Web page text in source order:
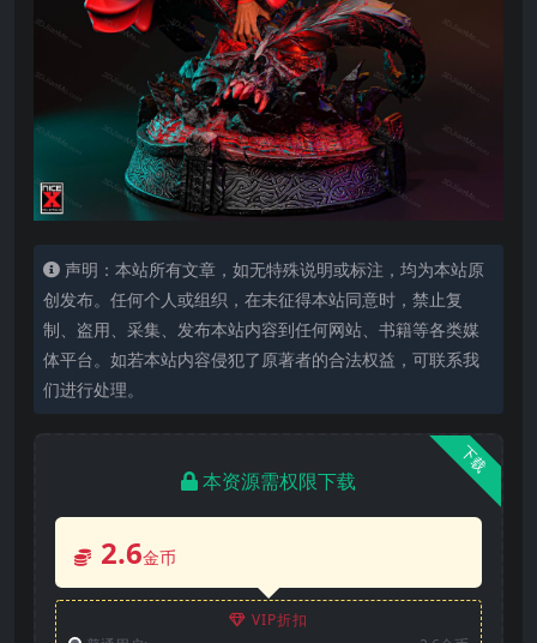
声明：本站所有文章，如无特殊说明或标注，均为本站原
创发布。任何个人或组织，在未征得本站同意时，禁止复
制、盗用、采集、发布本站内容到任何网站、书籍等各类媒
体平台。如若本站内容侵犯了原著者的合法权益，可联系我
们进行处理。
下载
本资源需权限下载
2.6金币
VIP折扣